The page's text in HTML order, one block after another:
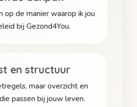
op de manier waarop ik jou
bij Gezond4You.
en structuur
maar overzicht en
passen bij jouw leven.